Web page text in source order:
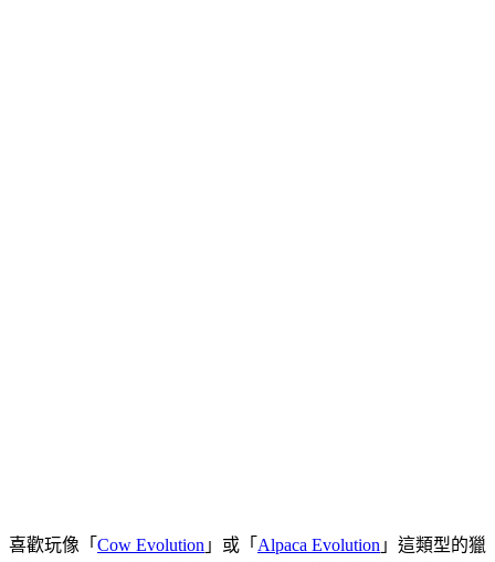
喜歡玩像「 Cow Evolution 」或「 Alpaca Evolution 」這類型的獵